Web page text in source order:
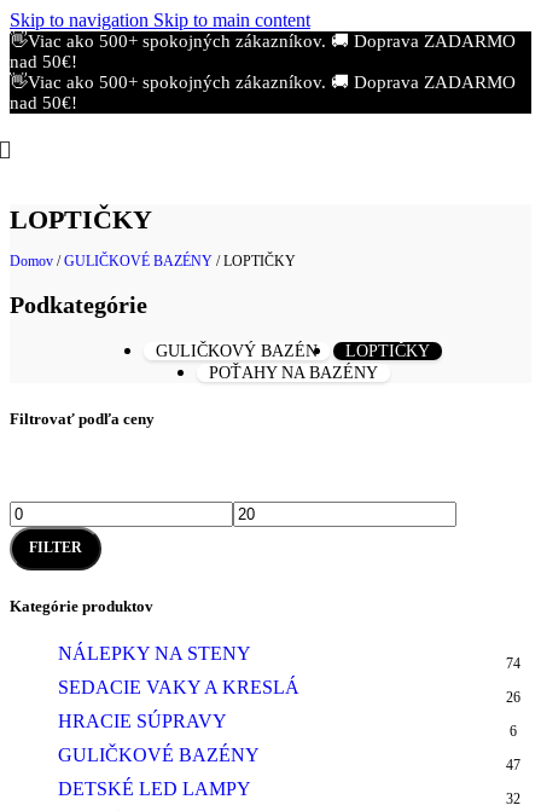
Skip to navigation Skip to main content
👋Viac ako 500+ spokojných zákazníkov. 🚚 Doprava ZADARMO
nad 50€!
👋Viac ako 500+ spokojných zákazníkov. 🚚 Doprava ZADARMO
nad 50€!
LOPTIČKY
Domov / GULIČKOVÉ BAZÉNY / LOPTIČKY
Podkategórie
GULIČKOVÝ BAZÉN
LOPTIČKY
POŤAHY NA BAZÉNY
Filtrovať podľa ceny
Minimálna
cena
Maximálna
cena
FILTER
Kategórie produktov
NÁLEPKY NA STENY 74
SEDACIE VAKY A KRESLÁ 26
HRACIE SÚPRAVY 6
GULIČKOVÉ BAZÉNY 47
DETSKÉ LED LAMPY 32